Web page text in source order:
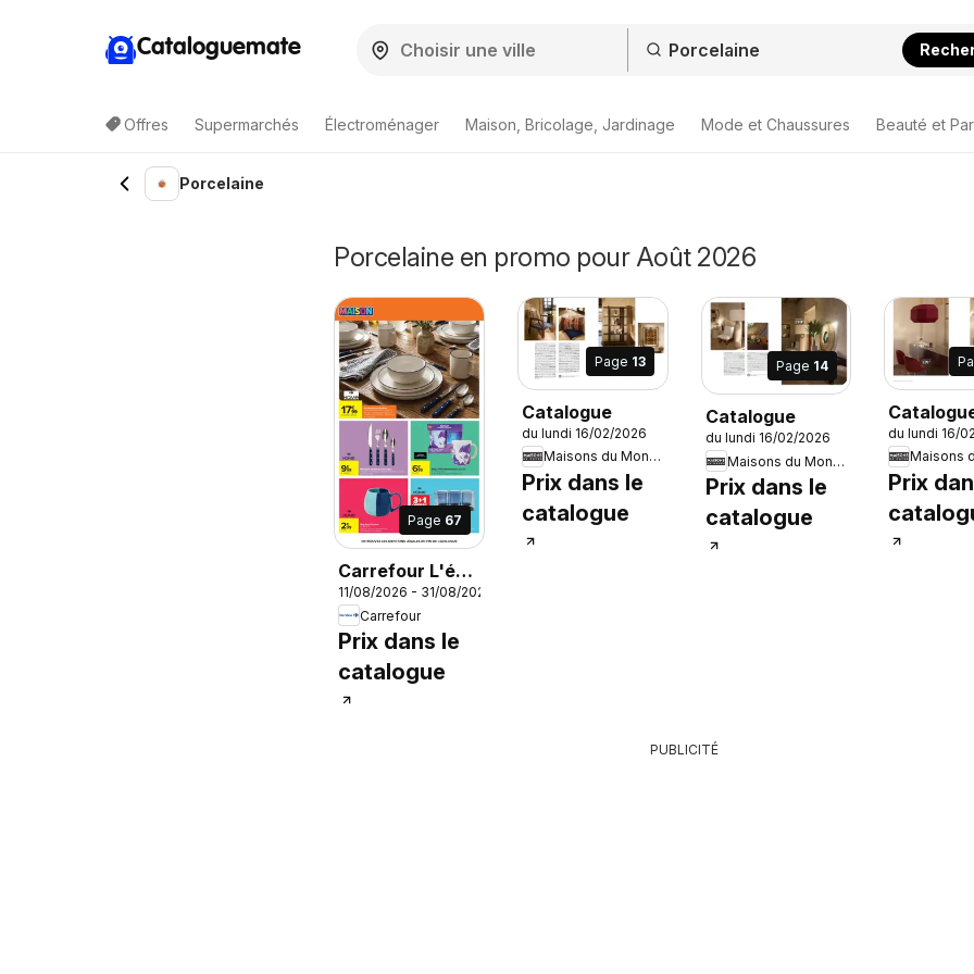
Cataloguemate
Offres Supermarchés Électroménager Maison, Bricolage, Jardinage Mode et Chaussures Beauté et
Porcelaine
Porcelaine en promo pour Août 2026
Page 67
Carrefour L'été
à la plage, la
rentrée à la
page
11/08/2026 - 31/08/2026
Carrefour
Prix dans le
catalogue
Page 13
Catalogue
du lundi 16/02/2026
Maisons du Monde
Prix dans le
catalogue
Page 14
Catalogue
du lundi 16/02/2026
Maisons du Monde
Prix dans le
catalogue
du lundi 16/
Prix
PUBLICITÉ